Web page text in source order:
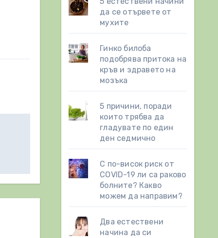
да се отървете от
мухите
Гинко билоба
подобрява притока на
кръв и здравето на
мозъка
5 причини, поради
които трябва да
гладувате по един
ден седмично
С по-висок риск от
COVID-19 ли са раково
болните? Какво
можем да направим?
Два естествени
начинa да си